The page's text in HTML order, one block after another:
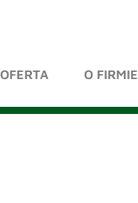
OFERTA O FIRMIE